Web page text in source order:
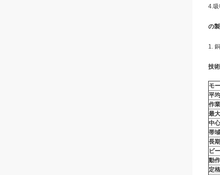
4.
の
1.
技
モ
平
作
最
中
帯
長
ビ
動
定